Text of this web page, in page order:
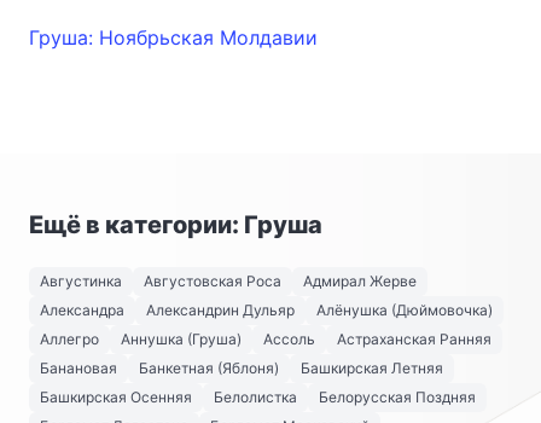
Груша: Ноябрьская Молдавии
Ещё в категории: Груша
Августинка Августовская Роса
Адмирал Жерве
Александра
Александрин Дульяр
Алёнушка (Дюймовочка)
Аллегро
Аннушка (Груша) Ассоль
Астраханская Ранняя
Банановая
Банкетная (Яблоня)
Башкирская Летняя
Башкирская Осенняя
Белолистка
Белорусская Поздняя